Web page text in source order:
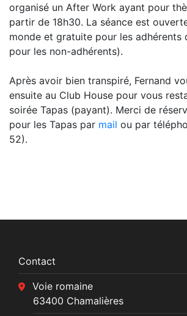
organisé un After Work ayant pour
partir de 18h30. La séance est
monde et gratuite pour les
pour les non-adhérents).
Après avoir bien transpiré, Fernand
ensuite au Club House pour vous
soirée Tapas (payant). Merci de
pour les Tapas par mail ou par
52).
Contact
Voie romaine
63400 Chamalières